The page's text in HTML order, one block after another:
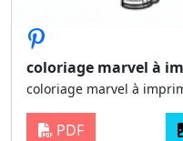
coloriage marvel à
coloriage marvel à
PDF